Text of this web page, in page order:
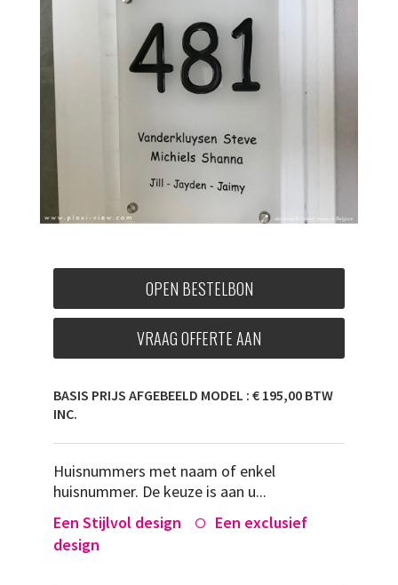
OPEN BESTELBON
VRAAG OFFERTE AAN
BASIS PRIJS AFGEBEELD MODEL : € 195,00 BTW
INC.
Huisnummers met naam of enkel
huisnummer. De keuze is aan u...
Een Stijlvol design
Een exclusief
design